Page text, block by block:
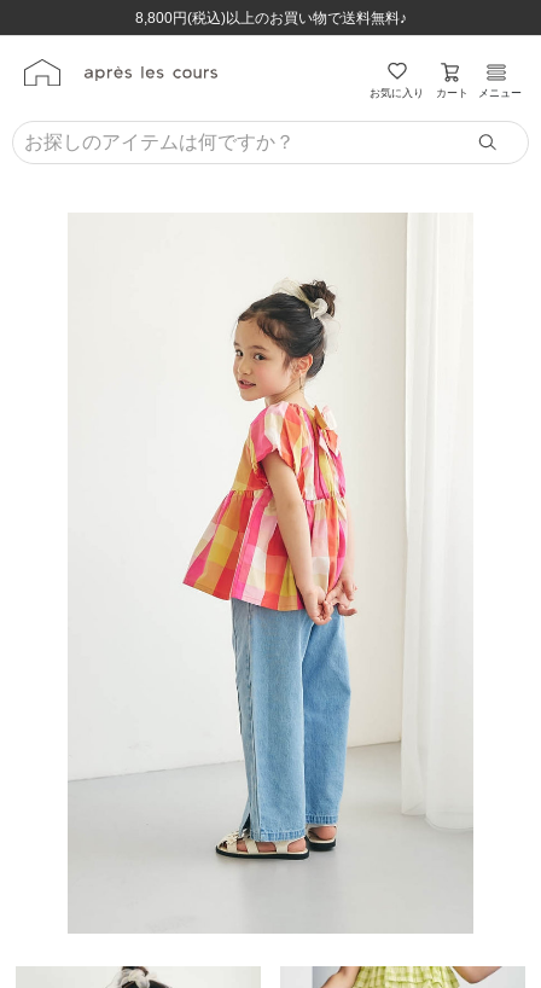
8,800円(税込)以上のお買い物で送料無料♪
ほぼ全品半額！！8/12(水)お昼12:59まで！！
8,800円(税込)以上のお買い物で送料無料♪
ほぼ全品半額！！8/12(水)お昼12:59まで！！
お気に入り カート メニュー